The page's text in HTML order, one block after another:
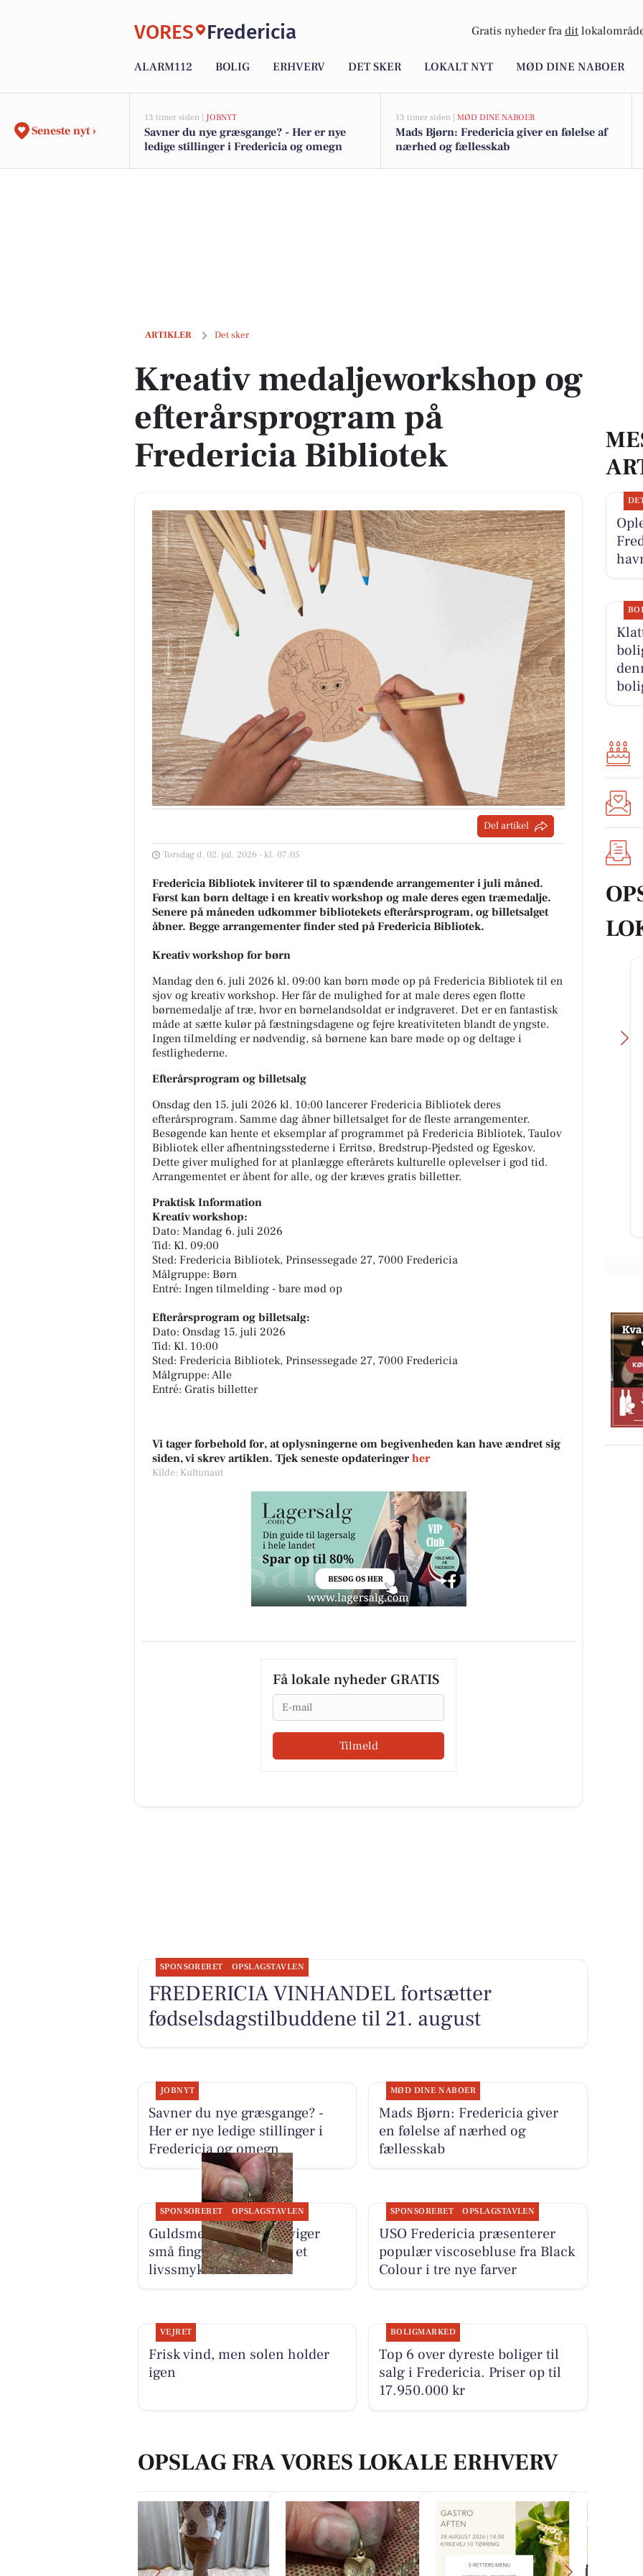
VORES Fredericia Gratis nyheder fra dit
ALARM112 BOLIG ERHVERV DET SKER LOKALT NYT MØD DINE NABOER
Seneste nyt ›
13 timer siden | JOBNYT
Savner du nye græsgange? - Her er nye
ledige stillinger i Fredericia og omegn
13 timer siden | MØD DINE NABOER
Mads Bjørn: Fredericia giver en følelse af
nærhed og fællesskab
ARTIKLER Det sker
Kreativ medaljeworkshop og efterårsprogram på Fredericia Bibliotek
Kreativ medaljeworkshop og
efterårsprogram på
Fredericia Bibliotek
Del artikel
Torsdag d. 02. jul. 2026 - kl. 07:05
Fredericia Bibliotek inviterer til to spændende arrangementer i juli måned.
Først kan børn deltage i en kreativ workshop og male deres egen træmedalje.
Senere på måneden udkommer bibliotekets efterårsprogram, og billetsalget
åbner. Begge arrangementer finder sted på Fredericia Bibliotek.
Kreativ workshop for børn
Mandag den 6. juli 2026 kl. 09:00 kan børn møde op på Fredericia Bibliotek til en
sjov og kreativ workshop. Her får de mulighed for at male deres egen flotte
børnemedalje af træ, hvor en børnelandsoldat er indgraveret. Det er en fantastisk
måde at sætte kulør på fæstningsdagene og fejre kreativiteten blandt de yngste.
Ingen tilmelding er nødvendig, så børnene kan bare møde op og deltage i
festlighederne.
Efterårsprogram og billetsalg
Onsdag den 15. juli 2026 kl. 10:00 lancerer Fredericia Bibliotek deres
efterårsprogram. Samme dag åbner billetsalget for de fleste arrangementer.
Besøgende kan hente et eksemplar af programmet på Fredericia Bibliotek, Taulov
Bibliotek eller afhentningsstederne i Erritsø, Bredstrup-Pjedsted og Egeskov.
Dette giver mulighed for at planlægge efterårets kulturelle oplevelser i god tid.
Arrangementet er åbent for alle, og der kræves gratis billetter.
Praktisk Information
Kreativ workshop:
Dato: Mandag 6. juli 2026
Tid: Kl. 09:00
Sted: Fredericia Bibliotek, Prinsessegade 27, 7000 Fredericia
Målgruppe: Børn
Entré: Ingen tilmelding - bare mød op
Efterårsprogram og billetsalg:
Dato: Onsdag 15. juli 2026
Tid: Kl. 10:00
Sted: Fredericia Bibliotek, Prinsessegade 27, 7000 Fredericia
Målgruppe: Alle
Entré: Gratis billetter
Vi tager forbehold for, at oplysningerne om begivenheden kan have ændret sig
siden, vi skrev artiklen. Tjek seneste opdateringer her
Kilde: Kultunaut
Få lokale nyheder GRATIS
Email
Tilmeld
Atami Sushi
VI SØGER LIGE NU TJENERE Kan
du nikke ja til følgende: - Skal være
fyldt 18 - Altid smilende,
serviceminded og humoristisk ...
Åbn opslaget
USO Fredericia
✨ WOW… vi kan slet ikke vente
med at vise jer alle de smukke
nyheder✨ Der lander så mange
lige nu – og vi glæder os helt vil...
SPONSORERET OPSLAGSTAVLEN
FREDERICIA VINHANDEL fortsætter
fødselsdagstilbuddene til 21. august
JOBNYT
Savner du nye græsgange? -
Her er nye ledige stillinger i
Fredericia og omegn
MØD DINE NABOER
Mads Bjørn: Fredericia giver
en følelse af nærhed og
fællesskab
SPONSORERET OPSLAGSTAVLEN
Guldsmed Lütken foreviger
små fingre som aftryk i et
livssmykke
SPONSORERET OPSLAGSTAVLEN
USO Fredericia præsenterer
populær viscosebluse fra Black
Colour i tre nye farver
VEJRET
Frisk vind, men solen holder
igen
BOLIGMARKED
Top 6 over dyreste boliger til
salg i Fredericia. Priser op til
17.950.000 kr
OPSLAG FRA VORES LOKALE ERHVERV